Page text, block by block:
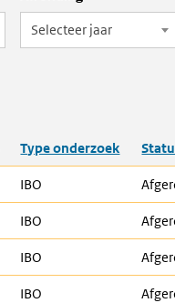
Selecteer jaar
Type onderzoek
IBO
IBO
IBO
IBO